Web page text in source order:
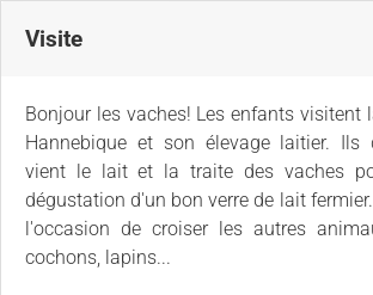
Visite
Bonjour les vaches! Les enfants visitent
Hannebique et son élevage laitier. Ils
vient le lait et la traite des vaches
dégustation d'un bon verre de lait
l'occasion de croiser les autres
cochons, lapins...